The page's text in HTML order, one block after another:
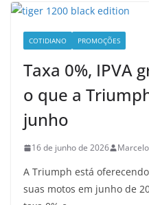
COTIDIANO PROMOÇÕES
Taxa 0%, IPVA
o que a
junho
16 de junho de 2026
A Triumph está
suas motos em junho de